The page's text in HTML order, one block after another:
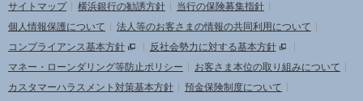
サイトマップ 横浜銀行の勧誘方針
当行の保険募集指針
個人情報保護について
法人等のお客さまの情報の共同利用について
コンプライアンス基本方針
反社会勢力に対する基本方針
マネー・ローンダリング等防止ポリシー
お客さま本位の取り組みについて
カスタマーハラスメント対策基本方針
預金保険制度について